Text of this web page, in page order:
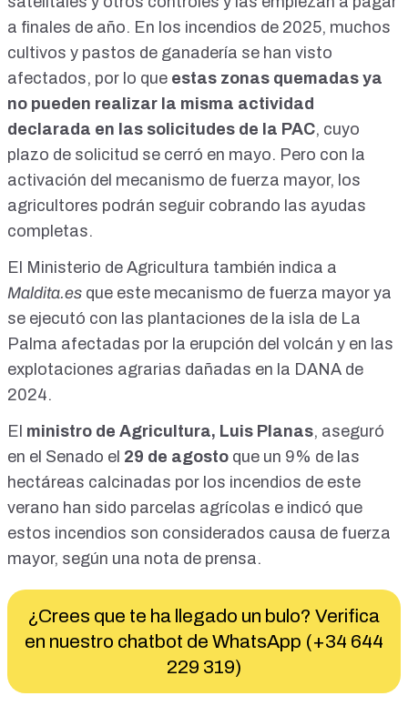
a finales de año. En los incendios de 2025, muchos
cultivos y pastos de ganadería se han visto
afectados, por lo que estas zonas quemadas ya
no pueden realizar la misma actividad
declarada en las solicitudes de la PAC, cuyo
plazo de solicitud se cerró en mayo. Pero con la
activación del mecanismo de fuerza mayor, los
agricultores podrán seguir cobrando las ayudas
completas.
El Ministerio de Agricultura también indica a
Maldita.es que este mecanismo de fuerza mayor ya
se ejecutó con las plantaciones de la isla de La
Palma afectadas por la erupción del volcán y en las
explotaciones agrarias dañadas en la DANA de
2024.
El ministro de Agricultura, Luis Planas, aseguró
en el Senado el 29 de agosto que un 9% de las
hectáreas calcinadas por los incendios de este
verano han sido parcelas agrícolas e indicó que
estos incendios son considerados causa de fuerza
mayor, según una nota de prensa.
¿Crees que te ha llegado un bulo? Verifica
en nuestro chatbot de WhatsApp (+34 644
229 319)